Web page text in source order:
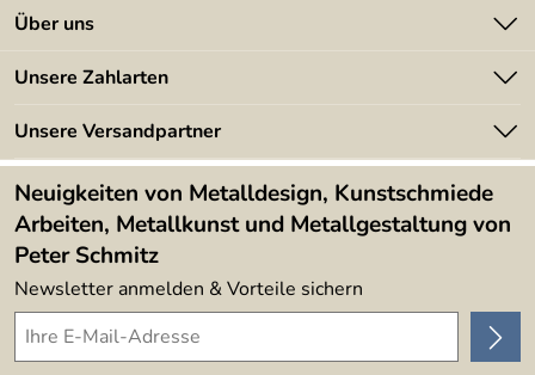
Kontakt
Kundeninformationen
Newsletter
Lieferbedingungen
Über uns
Angebote
Kundenbewertungen (394)
4,9/5
Unsere Zahlarten
Unsere Versandpartner
Neuigkeiten von Metalldesign, Kunstschmiede
Arbeiten, Metallkunst und Metallgestaltung von
Peter Schmitz
Newsletter anmelden & Vorteile sichern